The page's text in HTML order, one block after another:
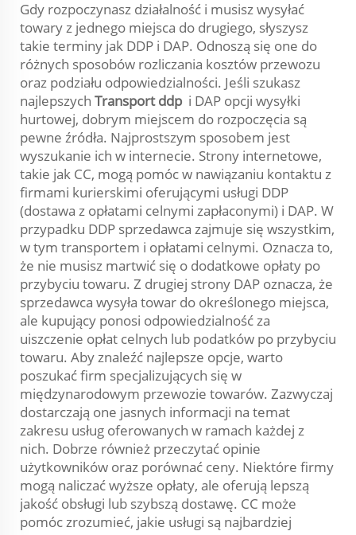
Gdy rozpoczynasz działalność i musisz wysyłać
towary z jednego miejsca do drugiego, słyszysz
takie terminy jak DDP i DAP. Odnoszą się one do
różnych sposobów rozliczania kosztów przewozu
oraz podziału odpowiedzialności. Jeśli szukasz
najlepszych Transport ddp i DAP opcji wysyłki
hurtowej, dobrym miejscem do rozpoczęcia są
pewne źródła. Najprostszym sposobem jest
wyszukanie ich w internecie. Strony internetowe,
takie jak CC, mogą pomóc w nawiązaniu kontaktu z
firmami kurierskimi oferującymi usługi DDP
(dostawa z opłatami celnymi zapłaconymi) i DAP. W
przypadku DDP sprzedawca zajmuje się wszystkim,
w tym transportem i opłatami celnymi. Oznacza to,
że nie musisz martwić się o dodatkowe opłaty po
przybyciu towaru. Z drugiej strony DAP oznacza, że
sprzedawca wysyła towar do określonego miejsca,
ale kupujący ponosi odpowiedzialność za
uiszczenie opłat celnych lub podatków po przybyciu
towaru. Aby znaleźć najlepsze opcje, warto
poszukać firm specjalizujących się w
międzynarodowym przewozie towarów. Zazwyczaj
dostarczają one jasnych informacji na temat
zakresu usług oferowanych w ramach każdej z
nich. Dobrze również przeczytać opinie
użytkowników oraz porównać ceny. Niektóre firmy
mogą naliczać wyższe opłaty, ale oferują lepszą
jakość obsługi lub szybszą dostawę. CC może
pomóc zrozumieć, jakie usługi są najbardziej